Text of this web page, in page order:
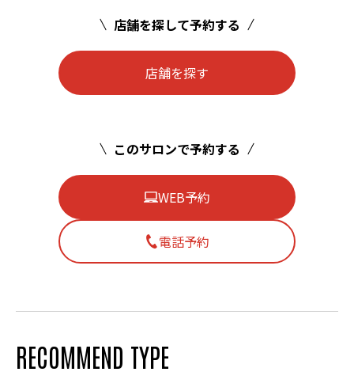
店舗を探して予約する
店舗を探す
このサロンで予約する
WEB予約
電話予約
RECOMMEND TYPE